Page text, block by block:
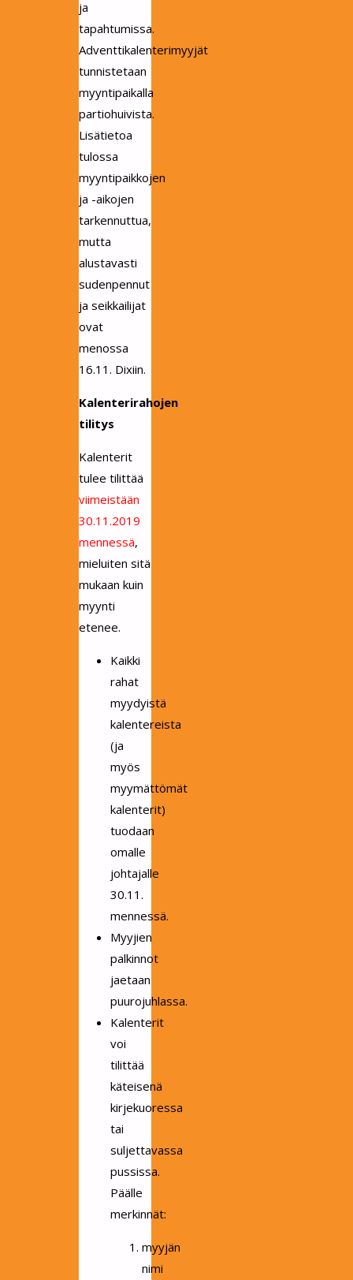
ja
tapahtumissa.
Adventtikalenterimyyjät
tunnistetaan
myyntipaikalla
partiohuivista.
Lisätietoa
tulossa
myyntipaikkojen
ja -aikojen
tarkennuttua,
mutta
alustavasti
sudenpennut
ja seikkailijat
ovat
menossa
16.11. Dixiin.
Kalenterirahojen
tilitys
Kalenterit
tulee tilittää
viimeistään
30.11.2019
mennessä,
mieluiten sitä
mukaan kuin
myynti
etenee.
Kaikki
rahat
myydyistä
kalentereista
(ja
myös
myymättömät
kalenterit)
tuodaan
omalle
johtajalle
30.11.
mennessä.
Myyjien
palkinnot
jaetaan
puurojuhlassa.
Kalenterit
voi
tilittää
käteisenä
kirjekuoressa
tai
suljettavassa
pussissa.
Päälle
merkinnät:
myyjän
nimi